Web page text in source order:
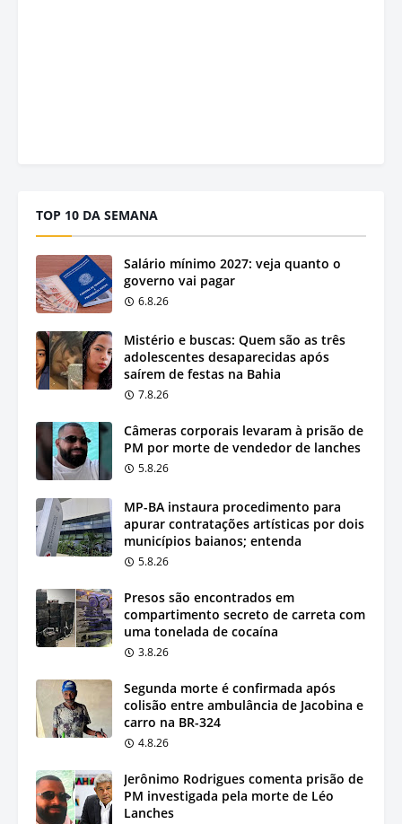
TOP 10 DA SEMANA
Salário mínimo 2027: veja quanto o
governo vai pagar
6.8.26
Mistério e buscas: Quem são as três
adolescentes desaparecidas após
saírem de festas na Bahia
7.8.26
Câmeras corporais levaram à prisão de
PM por morte de vendedor de lanches
5.8.26
MP-BA instaura procedimento para
apurar contratações artísticas por dois
municípios baianos; entenda
5.8.26
Presos são encontrados em
compartimento secreto de carreta com
uma tonelada de cocaína
3.8.26
Segunda morte é confirmada após
colisão entre ambulância de Jacobina e
carro na BR-324
4.8.26
Jerônimo Rodrigues comenta prisão de
PM investigada pela morte de Léo
Lanches